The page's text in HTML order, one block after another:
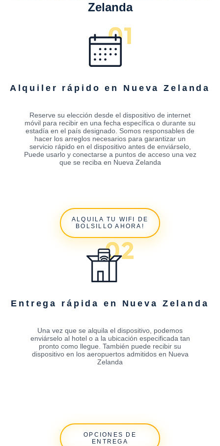
Zelanda
Alquiler rápido en Nueva Zelanda
Reserve su elección desde el dispositivo de internet
móvil para recibir en una fecha específica o durante su
estadía en el país designado. Somos responsables de
hacer los arreglos necesarios para garantizar un
servicio rápido en el dispositivo antes de enviárselo,
Puede usarlo y conectarse a puntos de acceso una vez
que se reciba en Nueva Zelanda
ALQUILA TU WIFI DE
BOLSILLO AHORA!
Entrega rápida en Nueva Zelanda
Una vez que se alquila el dispositivo, podemos
enviárselo al hotel o a la ubicación especificada tan
pronto como llegue. También puede recibir su
dispositivo en los aeropuertos admitidos en Nueva
Zelanda
OPCIONES DE
ENTREGA